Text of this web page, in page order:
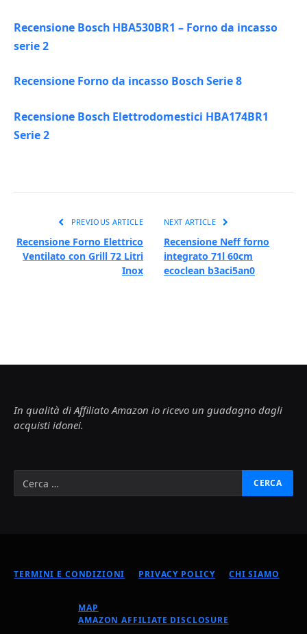
Recensione Bosch HBA530BR1 – Forno da incasso
serie 2
Recensione Forno da incasso Bosch Serie 8
Recensione Bosch Elettrodomestici HBA174BR1
Serie 2
PREVIOUS ARTICLE
Recensione Forno Elettrico
Ventilato con Grill 72 Litri
Inox
NEXT ARTICLE
Recensione Neff forno
integrato 71l 60cm
ecoclean b3aci5an0
In qualità di Affiliato Amazon io ricevo un guadagno dagli
acquisti idonei.
TERMINI E CONDIZIONI PRIVACY POLICY CHI SIAMO
MAP
AMAZON AFFILIATE DISCLOSURE